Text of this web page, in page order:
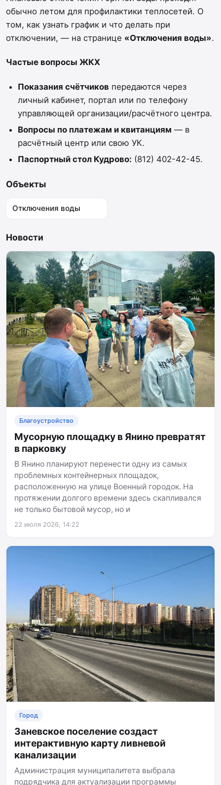
обычно летом для профилактики теплосетей. О
том, как узнать график и что делать при
отключении, — на странице «Отключения воды».
Частые вопросы ЖКХ
Показания счётчиков передаются через
личный кабинет, портал или по телефону
управляющей организации/расчётного центра.
Вопросы по платежам и квитанциям — в
расчётный центр или свою УК.
Паспортный стол Кудрово: (812) 402-42-45.
Объекты
Отключения воды
Новости
Благоустройство
Мусорную площадку в Янино превратят
в парковку
В Янино планируют перенести одну из самых
проблемных контейнерных площадок,
расположенную на улице Военный городок. На
протяжении долгого времени здесь скапливался
не только бытовой мусор, но и
22 июля 2026, 14:22
Город
Заневское поселение создаст
интерактивную карту ливневой
канализации
Администрация муниципалитета выбрала
подрядчика для актуализации программы